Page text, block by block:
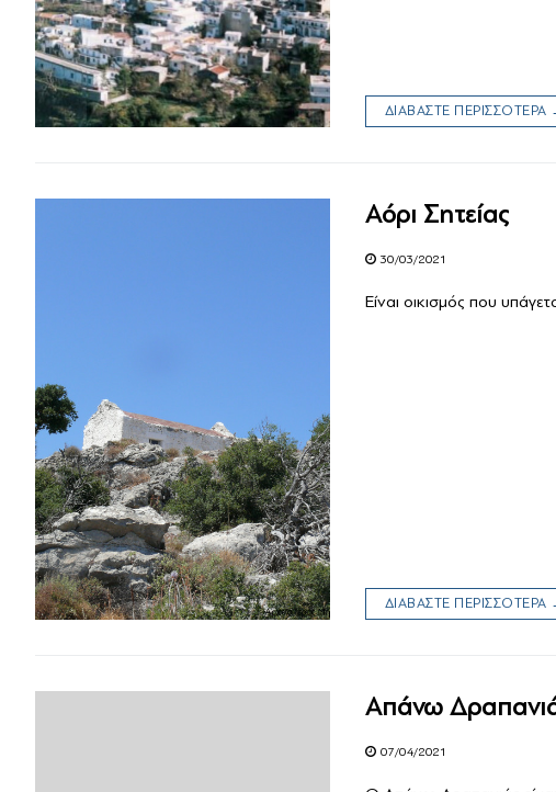
ΔΙΑΒΑΣΤΕ ΠΕΡΙΣΣΟΤΕΡΑ
Αόρι Σητείας
30/03/2021
Είναι οικισμός που
ΔΙΑΒΑΣΤΕ ΠΕΡΙΣΣΟΤΕΡΑ
Απάνω
07/04/2021